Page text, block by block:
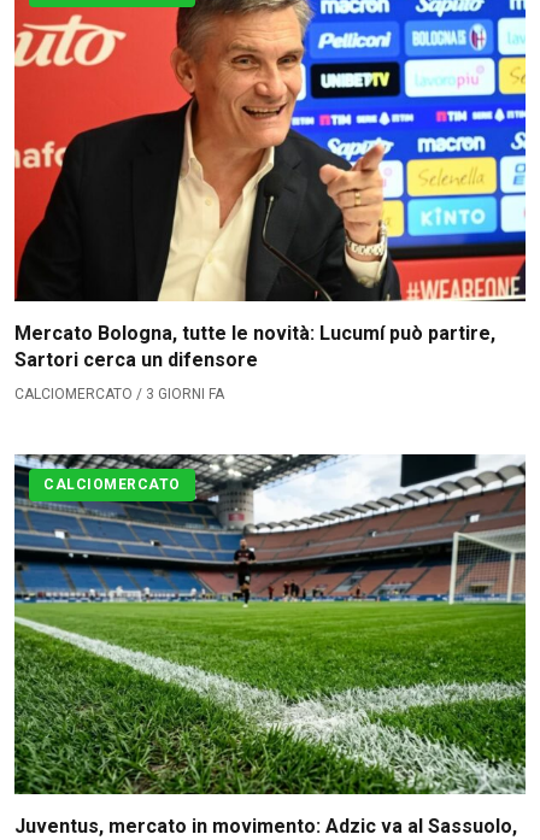
La Redazione
→
Mercato Bologna, tutte le novità: Lucumí può partire,
Sartori cerca un difensore
CALCIOMERCATO / 3 GIORNI FA
CALCIOMERCATO
Juventus, mercato in movimento: Adzic va al Sassuolo,